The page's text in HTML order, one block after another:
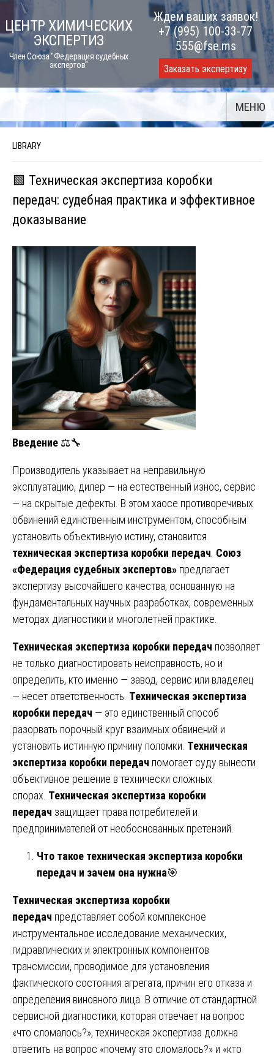
Skip
to
content
ЦЕНТР ХИМИЧЕСКИХ
ЭКСПЕРТИЗ
Член Союза "Федерация судебных
экспертов"
Ждем ваших заявок!
+7 (995) 100-33-77
555@fse.ms
Заказать экспертизу
МЕНЮ
LIBRARY
🟩 Техническая экспертиза коробки
передач: судебная практика и эффективное
доказывание
Введение ⚖️🔧
Производитель указывает на неправильную
эксплуатацию, дилер — на естественный износ, сервис
— на скрытые дефекты. В этом хаосе противоречивых
обвинений единственным инструментом, способным
установить объективную истину, становится
техническая экспертиза коробки передач Союз
«Федерация судебных экспертов» предлагает
экспертизу высочайшего качества, основанную на
фундаментальных научных разработках, современных
методах диагностики и многолетней практике.
Техническая экспертиза коробки передач позволяет
не только диагностировать неисправность, но и
определить, кто именно — завод, сервис или владелец
— несет ответственность. Техническая экспертиза
коробки передач — это единственный способ
разорвать порочный круг взаимных обвинений и
установить истинную причину поломки. Техническая
экспертиза коробки передач помогает суду вынести
объективное решение в технически сложных
спорах. Техническая экспертиза коробки
передач защищает права потребителей и
предпринимателей от необоснованных претензий.
Что такое техническая экспертиза коробки
передач и зачем она нужна🎯
Техническая экспертиза коробки
передач представляет собой комплексное
инструментальное исследование механических,
гидравлических и электронных компонентов
трансмиссии, проводимое для установления
фактического состояния агрегата, причин его отказа и
определения виновного лица. В отличие от стандартной
сервисной диагностики, которая отвечает на вопрос
«что сломалось?», техническая экспертиза должна
ответить на вопрос «почему это сломалось?» и «кто